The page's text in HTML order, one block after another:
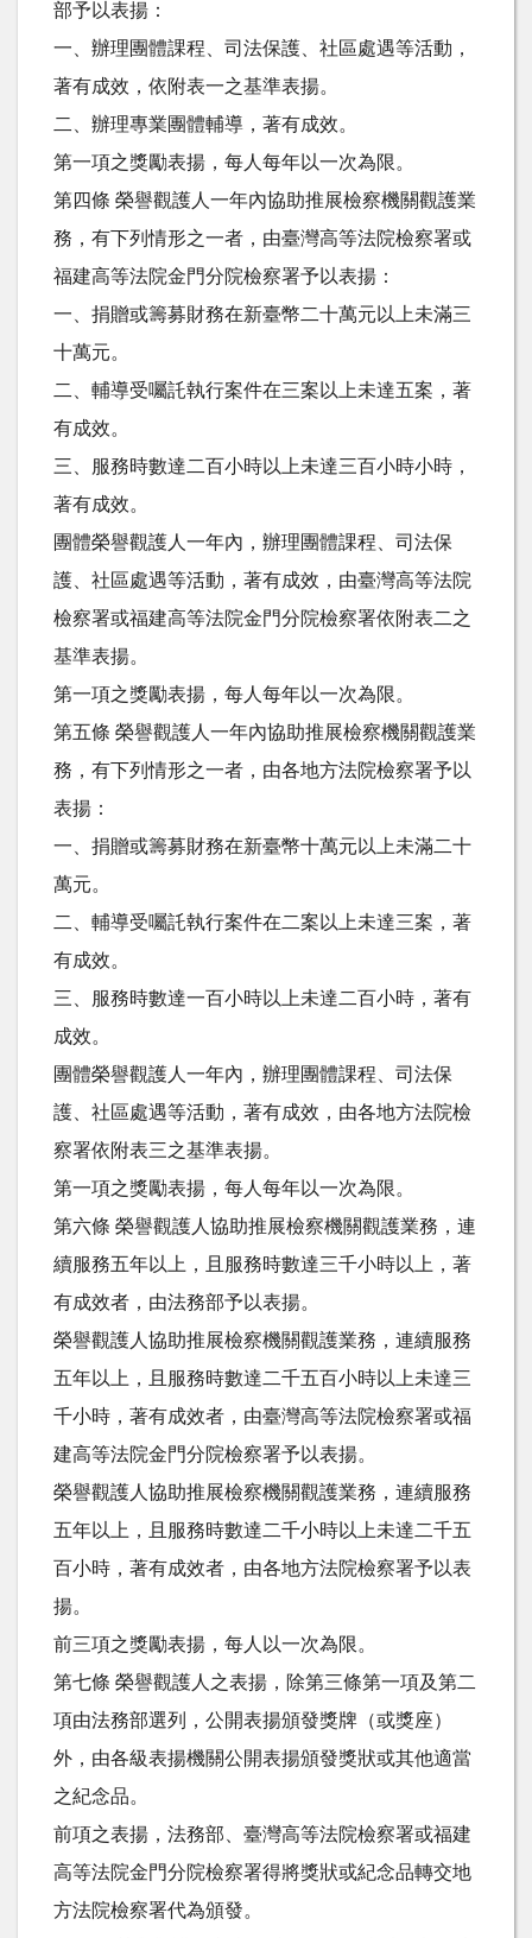
部予以表揚：
一、辦理團體課程、司法保護、社區處遇等活動，
著有成效，依附表一之基準表揚。
二、辦理專業團體輔導，著有成效。
第一項之獎勵表揚，每人每年以一次為限。
第四條 榮譽觀護人一年內協助推展檢察機關觀護業
務，有下列情形之一者，由臺灣高等法院檢察署或
福建高等法院金門分院檢察署予以表揚：
一、捐贈或籌募財務在新臺幣二十萬元以上未滿三
十萬元。
二、輔導受囑託執行案件在三案以上未達五案，著
有成效。
三、服務時數達二百小時以上未達三百小時小時，
著有成效。
團體榮譽觀護人一年內，辦理團體課程、司法保
護、社區處遇等活動，著有成效，由臺灣高等法院
檢察署或福建高等法院金門分院檢察署依附表二之
基準表揚。
第一項之獎勵表揚，每人每年以一次為限。
第五條 榮譽觀護人一年內協助推展檢察機關觀護業
務，有下列情形之一者，由各地方法院檢察署予以
表揚：
一、捐贈或籌募財務在新臺幣十萬元以上未滿二十
萬元。
二、輔導受囑託執行案件在二案以上未達三案，著
有成效。
三、服務時數達一百小時以上未達二百小時，著有
成效。
團體榮譽觀護人一年內，辦理團體課程、司法保
護、社區處遇等活動，著有成效，由各地方法院檢
察署依附表三之基準表揚。
第一項之獎勵表揚，每人每年以一次為限。
第六條 榮譽觀護人協助推展檢察機關觀護業務，連
續服務五年以上，且服務時數達三千小時以上，著
有成效者，由法務部予以表揚。
榮譽觀護人協助推展檢察機關觀護業務，連續服務
五年以上，且服務時數達二千五百小時以上未達三
千小時，著有成效者，由臺灣高等法院檢察署或福
建高等法院金門分院檢察署予以表揚。
榮譽觀護人協助推展檢察機關觀護業務，連續服務
五年以上，且服務時數達二千小時以上未達二千五
百小時，著有成效者，由各地方法院檢察署予以表
揚。
前三項之獎勵表揚，每人以一次為限。
第七條 榮譽觀護人之表揚，除第三條第一項及第二
項由法務部選列，公開表揚頒發獎牌（或獎座）
外，由各級表揚機關公開表揚頒發獎狀或其他適當
之紀念品。
前項之表揚，法務部、臺灣高等法院檢察署或福建
高等法院金門分院檢察署得將獎狀或紀念品轉交地
方法院檢察署代為頒發。